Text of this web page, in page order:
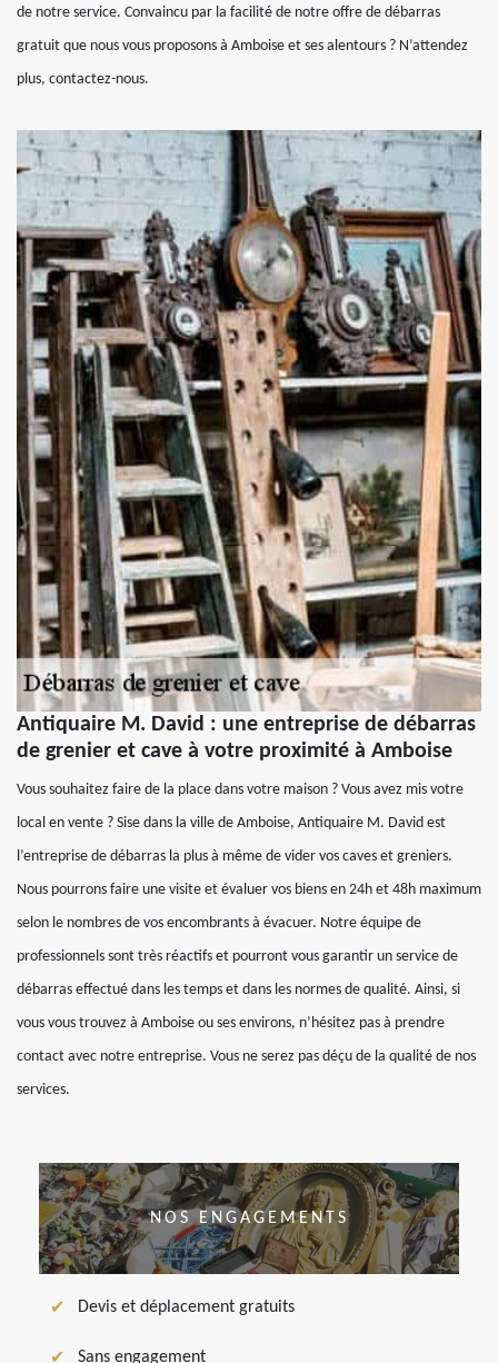
de notre service. Convaincu par la facilité de notre offre de débarras
gratuit que nous vous proposons à Amboise et ses alentours ? N’attendez
plus, contactez-nous.
Antiquaire M. David : une entreprise de débarras
de grenier et cave à votre proximité à Amboise
Vous souhaitez faire de la place dans votre maison ? Vous avez mis votre
local en vente ? Sise dans la ville de Amboise, Antiquaire M. David est
l’entreprise de débarras la plus à même de vider vos caves et greniers.
Nous pourrons faire une visite et évaluer vos biens en 24h et 48h maximum
selon le nombres de vos encombrants à évacuer. Notre équipe de
professionnels sont très réactifs et pourront vous garantir un service de
débarras effectué dans les temps et dans les normes de qualité. Ainsi, si
vous vous trouvez à Amboise ou ses environs, n’hésitez pas à prendre
contact avec notre entreprise. Vous ne serez pas déçu de la qualité de nos
services.
NOS ENGAGEMENTS
Devis et déplacement gratuits
Sans engagement